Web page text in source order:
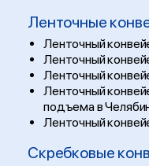
Ленточные
Ленточный
Ленточный
Ленточный
Ленточный
подъема в
Ленточный
Скребковые